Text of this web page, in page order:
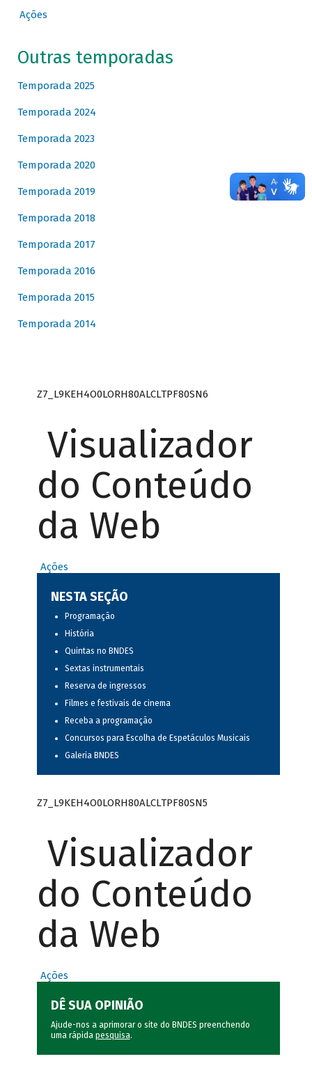
Ações
Outras temporadas
Temporada 2025
Temporada 2024
Temporada 2023
Temporada 2020
Temporada 2019
Temporada 2018
Temporada 2017
Temporada 2016
Temporada 2015
Temporada 2014
Z7_L9KEH4O0LORH80ALCLTPF80SN6
Visualizador
do Conteúdo
da Web
Ações
NESTA SEÇÃO
Programação
História
Quintas no BNDES
Sextas instrumentais
Reserva de ingressos
Filmes e festivais de cinema
Receba a programação
Concursos para Escolha de Espetáculos Musicais
Galeria BNDES
Z7_L9KEH4O0LORH80ALCLTPF80SN5
Visualizador
do Conteúdo
da Web
Ações
DÊ SUA OPINIÃO
Ajude-nos a aprimorar o site do BNDES preenchendo
uma rápida pesquisa.